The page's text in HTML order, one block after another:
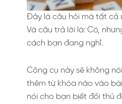
Đây là câu hỏi mà tất cả
Và câu trả lời là: Có,
cách bạn đang nghĩ.
Công cụ này sẽ không
thêm từ khóa nào vào
nói cho bạn biết đối thủ